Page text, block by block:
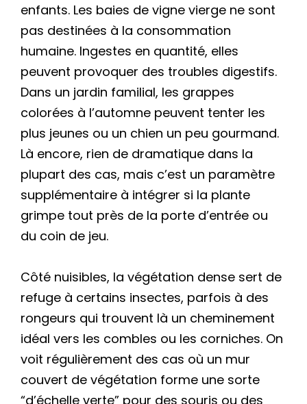
enfants. Les baies de vigne vierge ne sont
pas destinées à la consommation
humaine. Ingestes en quantité, elles
peuvent provoquer des troubles digestifs.
Dans un jardin familial, les grappes
colorées à l’automne peuvent tenter les
plus jeunes ou un chien un peu gourmand.
Là encore, rien de dramatique dans la
plupart des cas, mais c’est un paramètre
supplémentaire à intégrer si la plante
grimpe tout près de la porte d’entrée ou
du coin de jeu.
Côté nuisibles, la végétation dense sert de
refuge à certains insectes, parfois à des
rongeurs qui trouvent là un cheminement
idéal vers les combles ou les corniches. On
voit régulièrement des cas où un mur
couvert de végétation forme une sorte
“d’échelle verte” pour des souris ou des